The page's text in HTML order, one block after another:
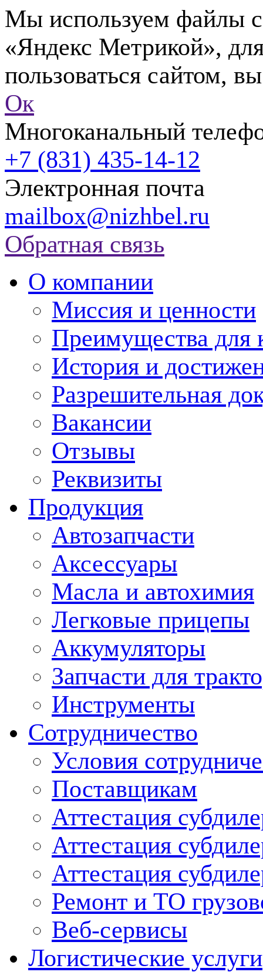
Мы используем файлы
«Яндекс Метрикой»,
пользоваться сайтом,
Ок
Многоканальный
+7 (831) 435-14-12
Электронная почта
mailbox@nizhbel.ru
Обратная связь
О компании
Миссия и ценности
Преимущества для
История и
Разрешительная
Вакансии
Отзывы
Реквизиты
Продукция
Автозапчасти
Аксессуары
Масла и автохимия
Легковые прицепы
Аккумуляторы
Запчасти для
Инструменты
Сотрудничество
Условия
Поставщикам
Аттестация
Аттестация
Аттестация
Ремонт и ТО
Веб-сервисы
Логистические услуги